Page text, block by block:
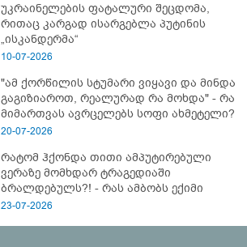
უკრაინელების ფატალური შეცდომა,
რითაც კარგად ისარგებლა პუტინის
„ისკანდერმა“
10-07-2026
"ამ ქორწილის სტუმარი ვიყავი და მინდა
გაგიზიაროთ, რეალურად რა მოხდა" - რა
მიმართვას ავრცელებს სოფი ახმეტელი?
20-07-2026
რატომ ჰქონდა თითი ამპუტირებული
ვერაზე მომხდარ ტრაგედიაში
ბრალდებულს?! - რას ამბობს ექიმი
23-07-2026